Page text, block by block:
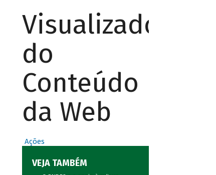
Visualizador
do
Conteúdo
da Web
Ações
VEJA TAMBÉM